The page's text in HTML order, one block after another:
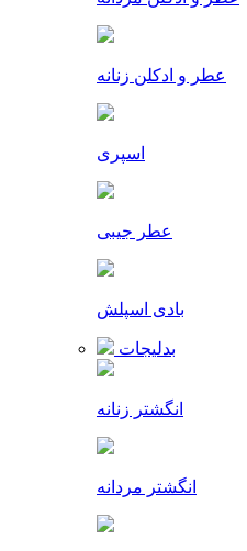
عطر و ادکلن زنانه
اسپری
عطر جیبی
بادی اسپلش
بدلیجات
انگشتر زنانه
انگشتر مردانه